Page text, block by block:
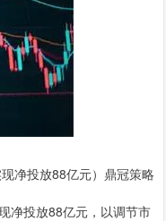
净投放88亿元）鼎冠策略
净投放88亿元，以调节市